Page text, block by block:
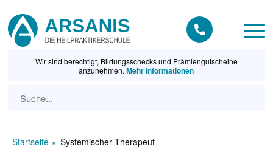
Wir sind berechtigt, Bildungsschecks und Prämiengutscheine
anzunehmen.Mehr Informationen
Startseite Systemischer Therapeut